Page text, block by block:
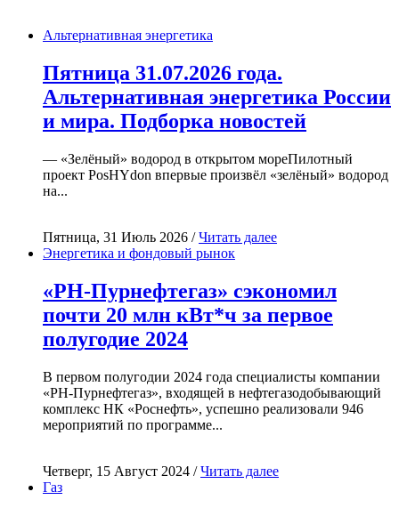
Альтернативная энергетика
Пятница 31.07.2026 года.
Альтернативная энергетика России
и мира. Подборка новостей
— «Зелёный» водород в открытом мореПилотный
проект PosHYdon впервые произвёл «зелёный» водород
на...
Пятница, 31 Июль 2026 /Читать далее
Энергетика и фондовый рынок
«РН-Пурнефтегаз» сэкономил
почти 20 млн кВт*ч за первое
полугодие 2024
В первом полугодии 2024 года специалисты компании
«РН-Пурнефтегаз», входящей в нефтегазодобывающий
комплекс НК «Роснефть», успешно реализовали 946
мероприятий по программе...
Четверг, 15 Август 2024 /Читать далее
Газ